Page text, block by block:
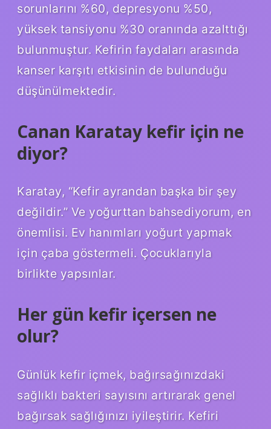
sorunlarını %60, depresyonu %50,
yüksek tansiyonu %30 oranında azalttığı
bulunmuştur. Kefirin faydaları arasında
kanser karşıtı etkisinin de bulunduğu
düşünülmektedir.
Canan Karatay kefir için ne
diyor?
Karatay, “Kefir ayrandan başka bir şey
değildir.” Ve yoğurttan bahsediyorum, en
önemlisi. Ev hanımları yoğurt yapmak
için çaba göstermeli. Çocuklarıyla
birlikte yapsınlar.
Her gün kefir içersen ne
olur?
Günlük kefir içmek, bağırsağınızdaki
sağlıklı bakteri sayısını artırarak genel
bağırsak sağlığınızı iyileştirir. Kefiri